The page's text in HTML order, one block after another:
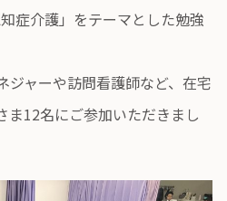
症介護」をテーマとした勉強
ジャーや訪問看護師など、在宅
ま12名にご参加いただきまし